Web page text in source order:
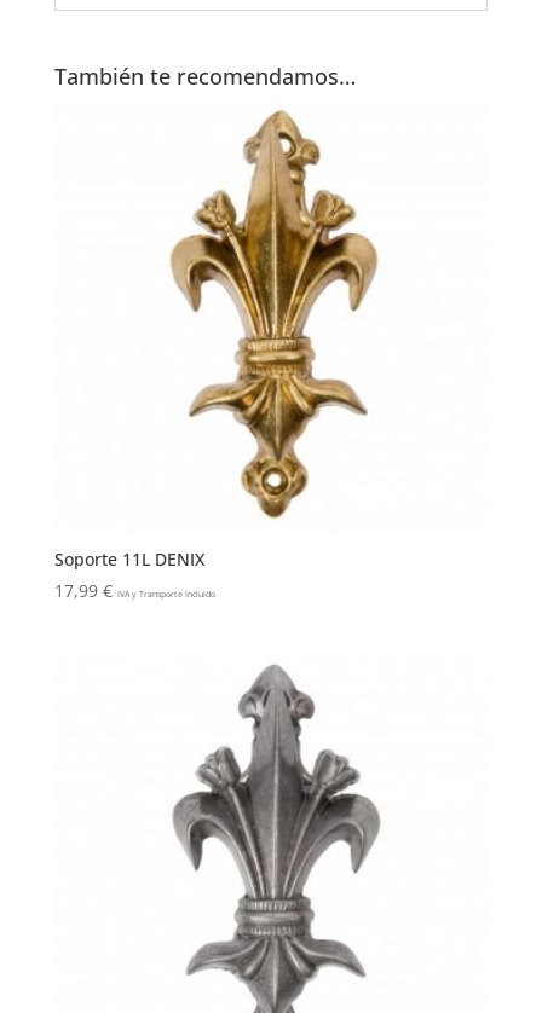
También te recomendamos…
Soporte 11L DENIX
17,99 € IVA y Transporte Incluido